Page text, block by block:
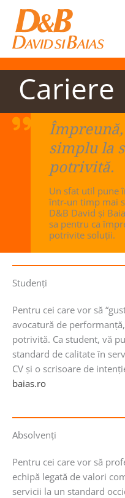
content
Cariere
simplu la
potrivită.
Un sfat util pune
într-un timp mai
D&B David şi
sa pentru ca
potrivite soluţii.
Studenţi
Pentru cei care vor să
avocatură de
potrivită. Ca student, vă
standard de calitate în
CV şi o scrisoare de
baias.ro
Absolvenţi
Pentru cei care vor să
echipă legată de valori
servicii la un standard